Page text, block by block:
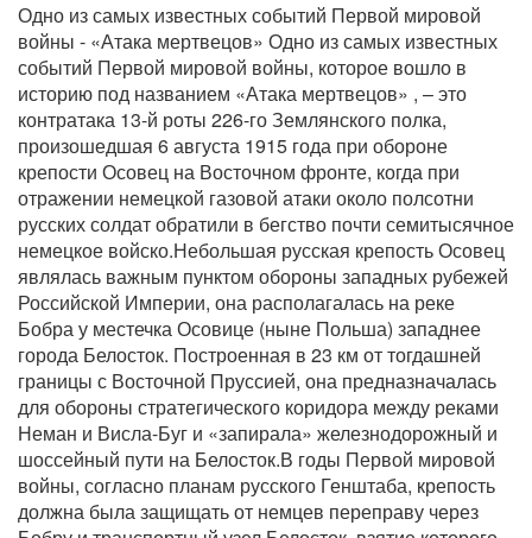
Одно из самых известных событий Первой мировой
войны - «Атака мертвецов» Одно из самых известных
событий Первой мировой войны, которое вошло в
историю под названием «Атака мертвецов» , – это
контратака 13-й роты 226-го Землянского полка,
произошедшая 6 августа 1915 года при обороне
крепости Осовец на Восточном фронте, когда при
отражении немецкой газовой атаки около полсотни
русских солдат обратили в бегство почти семитысячное
немецкое войско.Небольшая русская крепость Осовец
являлась важным пунктом обороны западных рубежей
Российской Империи, она располагалась на реке
Бобра у местечка Осовице (ныне Польша) западнее
города Белосток. Построенная в 23 км от тогдашней
границы с Восточной Пруссией, она предназначалась
для обороны стратегического коридора между реками
Неман и Висла-Буг и «запирала» железнодорожный и
шоссейный пути на Белосток.В годы Первой мировой
войны, согласно планам русского Генштаба, крепость
должна была защищать от немцев переправу через